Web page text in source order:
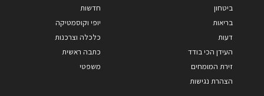
ביטחון
בריאות
דעות
העידן הכי בודד
זירת המומחים
הצהרת נגישות
חדשות
יופי וקוסמטיקה
כלכלה וצרכנות
כתבה ראשית
משפטי